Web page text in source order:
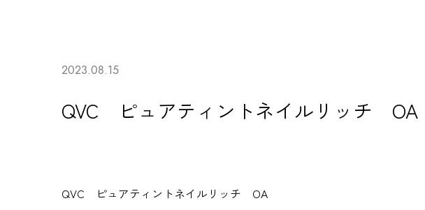
2023.08.15
QVC ピュアティントネイルリッチ OA
QVC ピュアティントネイルリッチ OA